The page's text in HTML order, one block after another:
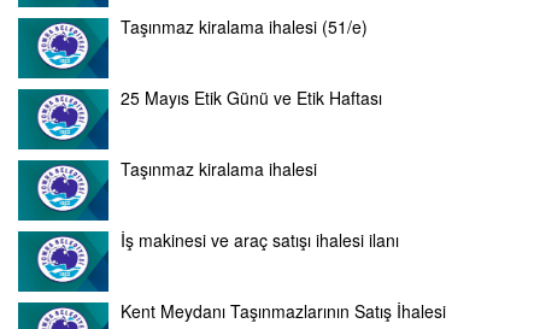
Taşınmaz kiralama ihalesi (51/e)
25 Mayıs Etik Günü ve Etik Haftası
Taşınmaz kiralama ihalesi
İş makinesi ve araç satışı ihalesi ilanı
Kent Meydanı Taşınmazlarının Satış İhalesi